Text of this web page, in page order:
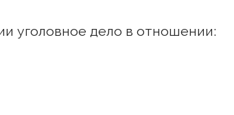
уголовное дело в отношении: